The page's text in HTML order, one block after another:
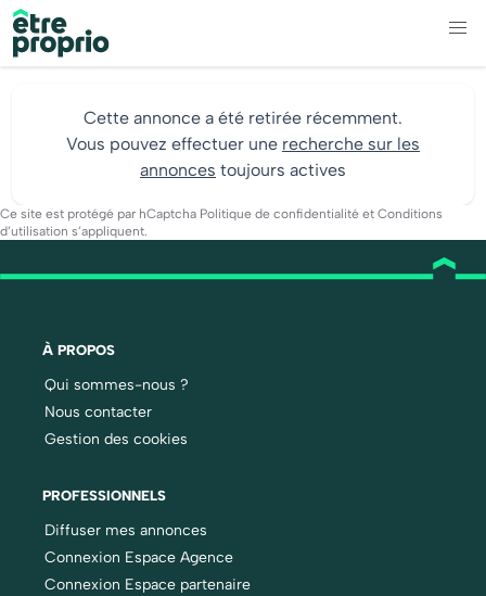
Cette annonce a été retirée récemment.
Vous pouvez effectuer une recherche sur les
annonces toujours actives
Ce site est protégé par hCaptcha Politique de confidentialité et Conditions
d’utilisation s’appliquent.
À PROPOS
Qui sommes-nous ?
Nous contacter
Gestion des cookies
PROFESSIONNELS
Diffuser mes annonces
Connexion Espace Agence
Connexion Espace partenaire